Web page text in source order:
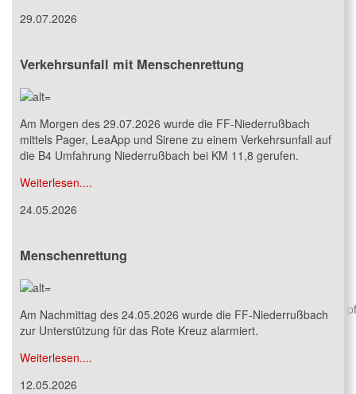
Erfahren Sie hier mehr über unsere erfolgreichen
29.07.2026
Verkehrsunfall mit Menschenrettung
Am Morgen des 29.07.2026 wurde die FF-Niederrußbach
mittels Pager, LeaApp und Sirene zu einem Verkehrsunfall auf
die B4 Umfahrung Niederrußbach bei KM 11,8 gerufen.
Weiterlesen....
24.05.2026
Menschenrettung
Am Nachmittag des 24.05.2026 wurde die FF-Niederrußbach
zur Unterstützung für das Rote Kreuz alarmiert.
Weiterlesen....
12.05.2026